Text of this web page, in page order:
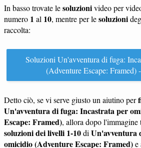
In basso trovate lesoluzionivideo per
numero 1 al 10, mentre per lesoluzioni
raccolta:
Soluzioni Un'avventura di fuga:
(Adventure Escape: Framed)
Detto ciò, se vi serve giusto un aiutino per
Un'avventura di fuga: Incastrata per
Escape: Framed), allora dopo l'immagine
soluzioni dei livelli 1-10di Un'avventura
omicidio (Adventure Escape: Framed)e